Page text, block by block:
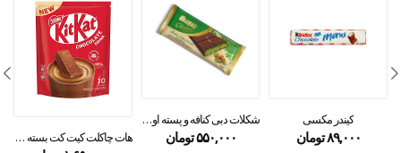
کیندر مکسی
۸۹,۰۰۰ تومان
شکلات دبی کنافه و پسته اولکر ۱۰۰گرمی
۵۵۰,۰۰۰تومان هات چاکلت کیت کت بسته ۱۰ عددی